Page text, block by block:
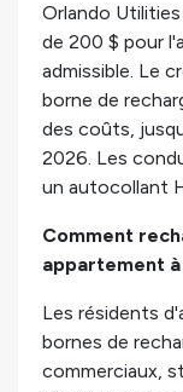
Orlando
de 200 $ pour
admissible. Le
borne de
des coûts,
2026. Les
un autocollant
Comment
appartement
Les résidents
bornes de
commerciaux,